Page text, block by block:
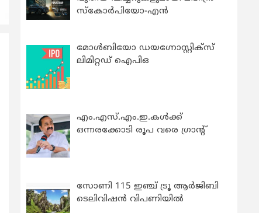
സ്കോർപിയോ-എൻ
മോൾബിയോ ഡയഗ്നോസ്റ്റിക്സ്
ലിമിറ്റഡ് ഐപിഒ
എം.എസ്.എം.ഇ.കൾക്ക്
ഒന്നരക്കോടി രൂപ വരെ ഗ്രാന്റ്
സോണി 115 ഇഞ്ച് ട്രൂ ആർജിബി
ടെലിവിഷൻ വിപണിയിൽ